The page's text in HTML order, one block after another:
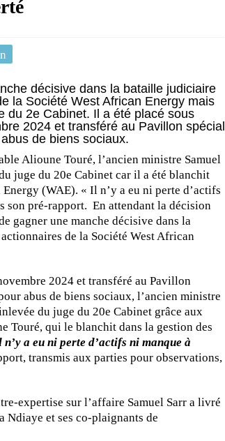
décisive dans la bataille judiciaire
la Société West African Energy mais
du 2e Cabinet. Il a été placé sous
2024 et transféré au Pavillon spécial
de biens sociaux.
Alioune Touré, l’ancien ministre Samuel
juge du 20e Cabinet car il a été blanchit
(WAE). « Il n’y a eu ni perte d’actifs
son pré-rapport. En attendant la décision
gagner une manche décisive dans la
de la Société West African
2024 et transféré au Pavillon
abus de biens sociaux, l’ancien ministre
du juge du 20e Cabinet grâce aux
Touré, qui le blanchit dans la gestion des
n’y a eu ni perte d’actifs ni manque à
transmis aux parties pour observations,
expertise sur l’affaire Samuel Sarr a livré
Ndiaye et ses co-plaignants de